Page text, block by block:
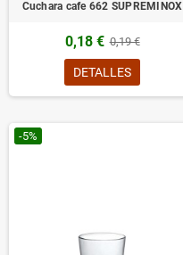
Cuchara cafe 662 SUPREMINOX
0,18 € 0,19 €
DETALLES
-5%